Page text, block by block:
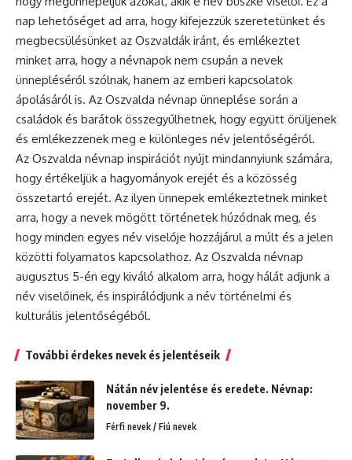
nap lehetőséget ad arra, hogy kifejezzük szeretetünket és
megbecsülésünket az Oszvaldák iránt, és emlékeztet
minket arra, hogy a névnapok nem csupán a nevek
ünnepléséről szólnak, hanem az emberi kapcsolatok
ápolásáról is. Az Oszvalda névnap ünneplése során a
családok és barátok összegyűlhetnek, hogy együtt örüljenek
és emlékezzenek meg e különleges név jelentőségéről.
Az Oszvalda névnap inspirációt nyújt mindannyiunk számára,
hogy értékeljük a hagyományok erejét és a közösség
összetartó erejét. Az ilyen ünnepek emlékeztetnek minket
arra, hogy a nevek mögött történetek húzódnak meg, és
hogy minden egyes név viselője hozzájárul a múlt és a jelen
közötti folyamatos kapcsolathoz. Az Oszvalda névnap
augusztus 5-én egy kiváló alkalom arra, hogy hálát adjunk a
név viselőinek, és inspirálódjunk a név történelmi és
kulturális jelentőségéből.
További érdekes nevek és jelentéseik
Nátán név jelentése és eredete. Névnap:
november 9.
Férfi nevek / Fiú nevek